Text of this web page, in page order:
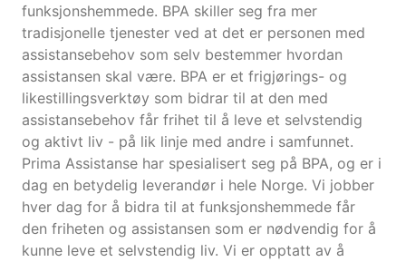
funksjonshemmede. BPA skiller seg fra mer
tradisjonelle tjenester ved at det er personen med
assistansebehov som selv bestemmer hvordan
assistansen skal være. BPA er et frigjørings- og
likestillingsverktøy som bidrar til at den med
assistansebehov får frihet til å leve et selvstendig
og aktivt liv - på lik linje med andre i samfunnet.
Prima Assistanse har spesialisert seg på BPA, og er i
dag en betydelig leverandør i hele Norge. Vi jobber
hver dag for å bidra til at funksjonshemmede får
den friheten og assistansen som er nødvendig for å
kunne leve et selvstendig liv. Vi er opptatt av å